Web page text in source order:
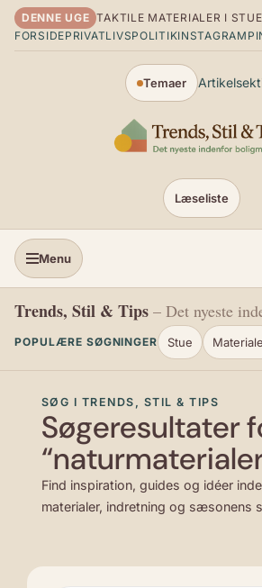
Spring til indhold
DENNE UGE TAKTILE MATERIALER I
FORSIDEPRIVATLIVSPOLITIKINSTAGRAM
Temaer
Læseliste
Menu
Trends, Stil & Tips – Det nyeste
POPULÆRE SØGNINGER Stue
SØG I TRENDS, STIL & TIPS
Søgeresultater
Find inspiration, guides og idéer
materialer, indretning og sæsonens